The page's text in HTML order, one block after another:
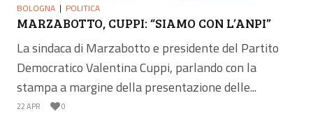
BOLOGNA POLITICA
MARZABOTTO, CUPPI: “SIAMO CON L’ANPI”
La sindaca di Marzabotto e presidente del Partito
Democratico Valentina Cuppi, parlando con la
stampa a margine della presentazione delle...
22 APR 0